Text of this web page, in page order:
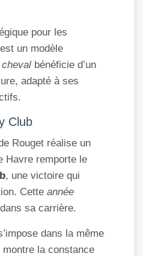
pour les
un modèle
cheval bénéficie d’un
adapté à ses
Club
Rouget réalise un
Havre remporte le
, une victoire qui
Cette année
sa carrière.
dans la même
la constance